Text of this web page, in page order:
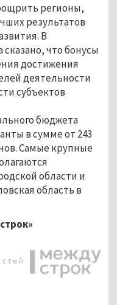
регионы,
результатов
В
что бонусы
достижения
деятельности
субъектов
бюджета
в сумме от 243
Самые крупные
области и
область в